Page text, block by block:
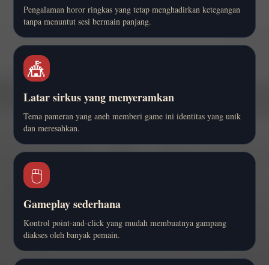
Pengalaman horor ringkas yang tetap menghadirkan ketegangan
tanpa menuntut sesi bermain panjang.
🎪
Latar sirkus yang menyeramkan
Tema pameran yang aneh memberi game ini identitas yang unik
dan meresahkan.
🖱️
Gameplay sederhana
Kontrol point-and-click yang mudah membuatnya gampang
diakses oleh banyak pemain.